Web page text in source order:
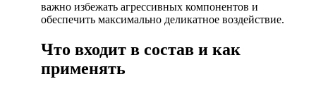
важно избежать агрессивных компонентов и
обеспечить максимально деликатное воздействие.
Что входит в состав и как
применять